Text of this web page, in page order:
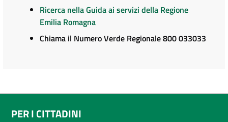
Ricerca nella Guida ai servizi della Regione
Emilia Romagna
Chiama il Numero Verde Regionale 800 033033
PER I CITTADINI